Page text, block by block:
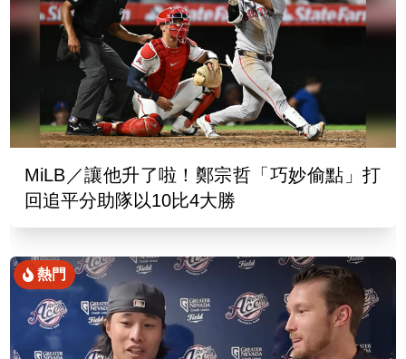
MiLB／讓他升了啦！鄭宗哲「巧妙偷點」打
回追平分助隊以10比4大勝
熱門